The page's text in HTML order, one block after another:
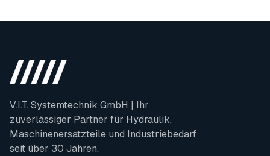
V.I.T. Systemtechnik GmbH | Ihr
zuverlässiger Partner für Hydraulik,
Maschinenersatzteile und Industriebedarf
seit über 30 Jahren.